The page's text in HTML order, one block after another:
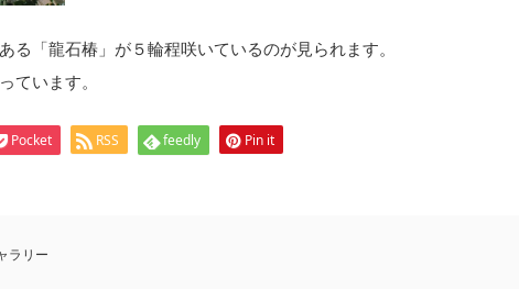
る「龍石椿」が５輪程咲いているのが見られます。
ています。
Pocket RSS feedly Pin it
ラリー